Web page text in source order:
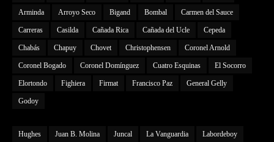
Arminda Arroyo Seco Bigand Bombal Carmen del Sauce
Carreras Casilda Cañada Rica Cañada del Ucle Cepeda
Chabás Chapuy Chovet Christophensen Coronel Arnold
Coronel Bogado Coronel Domínguez Cuatro Esquinas El Socorro
Elortondo Fighiera Firmat Francisco Paz General Gelly
Godoy
Hughes Juan B. Molina Juncal La Vanguardia Labordeboy